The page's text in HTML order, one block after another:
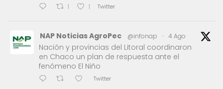
1 1 Twitter
NAP Noticias AgroPec @infonap · 4 Ago
Nación y provincias del Litoral coordinaron
en Chaco un plan de respuesta ante el
fenómeno El Niño
Twitter